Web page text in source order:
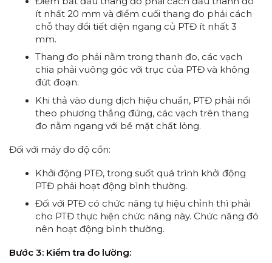
ít nhất 20 mm và điểm cuối thang đo phải cách
chỗ thay đổi tiết diện ngang củ PTĐ ít nhất 3
mm.
Thang đo phải nằm trong thanh đo, các vạch
chia phải vuông góc với trục của PTĐ và không
đứt đoạn.
Khi thả vào dung dịch hiệu chuẩn, PTĐ phải nổi
theo phương thẳng đứng, các vạch trên thang
đo nằm ngang với bề mặt chất lỏng.
Đối với máy đo độ cồn:
Khởi động PTĐ, trong suốt quá trình khởi động
PTĐ phải hoạt động bình thường.
Đối với PTĐ có chức năng tự hiệu chỉnh thì phải
cho PTĐ thực hiện chức năng này. Chức năng đó
nên hoạt động bình thường.
Bước 3: Kiểmtra đo lường: